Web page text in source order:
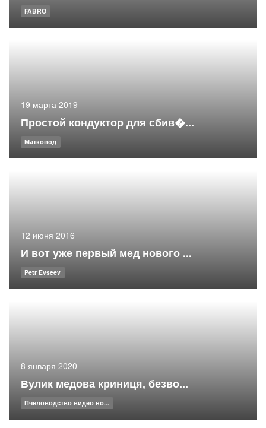
FABRO
19 марта 2019
Простой кондуктор для сбив�...
Матковод
12 июня 2016
И вот уже первый мед нового ...
Petr Evseev
8 января 2020
Вулик медова криниця, безво...
Пчеловодство видео но...